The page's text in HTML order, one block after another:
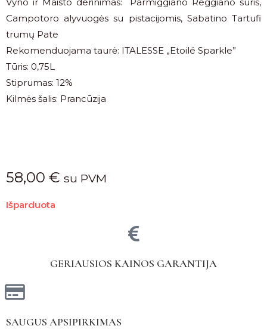
Campotoro alyvuogės su pistacijomis, Sabatino Tartufi
trumų Pate
Rekomenduojama taurė: ITALESSE „Etoilé Sparkle”
Tūris: 0,75L
Stiprumas: 12%
Kilmės šalis: Prancūzija
58,00 € su PVM
Išparduota
GERIAUSIOS KAINOS GARANTIJA
SAUGUS APSIPIRKIMAS